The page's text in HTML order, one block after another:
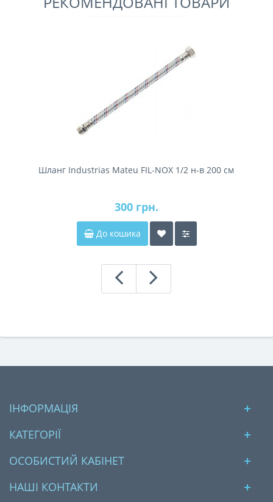
Шланг Industrias Mateu FIL-NOX 1/2 н-в 200 см
300 грн.
До кошика
ІНФОРМАЦІЯ
КАТЕГОРІЇ
ОСОБИСТИЙ КАБІНЕТ
НАШІ КОНТАКТИ